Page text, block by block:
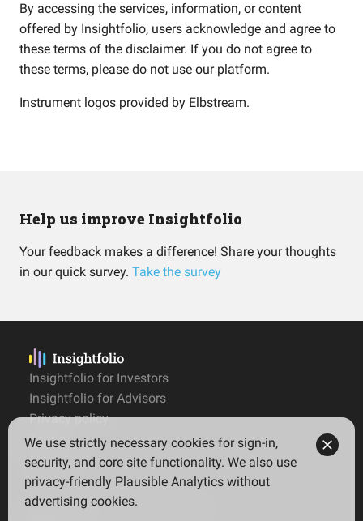
By accessing the services, information, or content
offered by Insightfolio, users acknowledge and agree to
these terms of the disclaimer. If you do not agree to
these terms, please do not use our platform.
Instrument logos provided by Elbstream.
Help us improve Insightfolio
Your feedback makes a difference! Share your thoughts
in our quick survey. Take the survey
Insightfolio for Investors
Insightfolio for Advisors
Privacy policy
Terms
Imprint
We use strictly necessary cookies for sign-in,
security, and core site functionality. We also use
privacy-friendly Plausible Analytics without
advertising cookies.